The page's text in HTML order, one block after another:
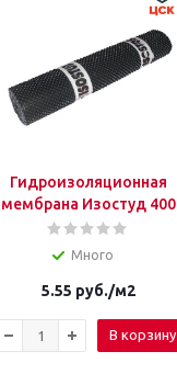
Гидроизоляционная
мембрана Изостуд 400
Много
5.55 руб./м2
В корзину